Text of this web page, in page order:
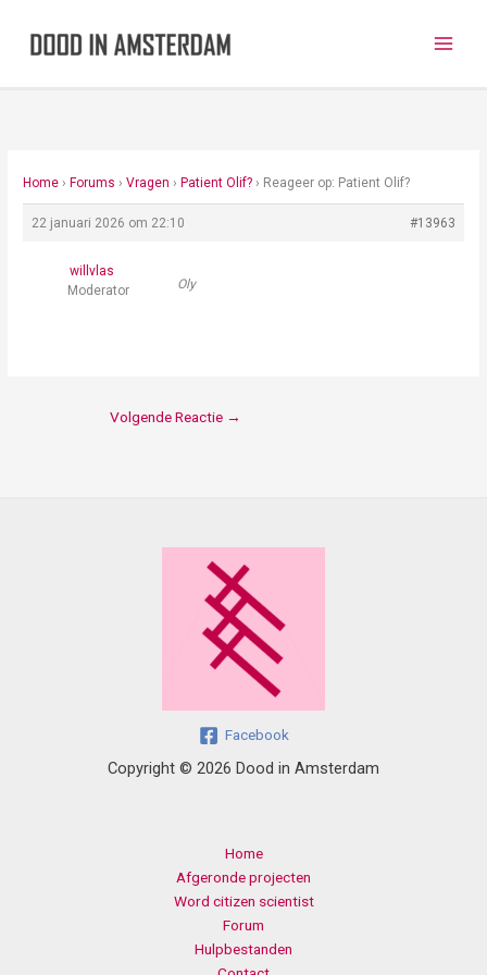
Home › Forums › Vragen › Patient Olif? › Reageer op: Patient Olif?
22 januari 2026 om 22:10 #13963
willvlas
Moderator
Oly
Volgende Reactie →
Facebook
Copyright © 2026 Dood in Amsterdam
Home
Afgeronde projecten
Word citizen scientist
Forum
Hulpbestanden